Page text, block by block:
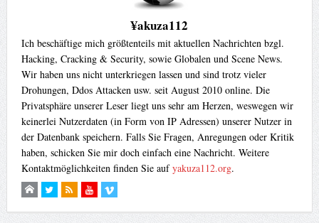
¥akuza112
Ich beschäftige mich größtenteils mit aktuellen Nachrichten bzgl.
Hacking, Cracking & Security, sowie Globalen und Scene News.
Wir haben uns nicht unterkriegen lassen und sind trotz vieler
Drohungen, Ddos Attacken usw. seit August 2010 online. Die
Privatsphäre unserer Leser liegt uns sehr am Herzen, weswegen wir
keinerlei Nutzerdaten (in Form von IP Adressen) unserer Nutzer in
der Datenbank speichern. Falls Sie Fragen, Anregungen oder Kritik
haben, schicken Sie mir doch einfach eine Nachricht. Weitere
Kontaktmöglichkeiten finden Sie aufyakuza112.org.